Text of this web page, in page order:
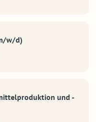
w/d)
und -